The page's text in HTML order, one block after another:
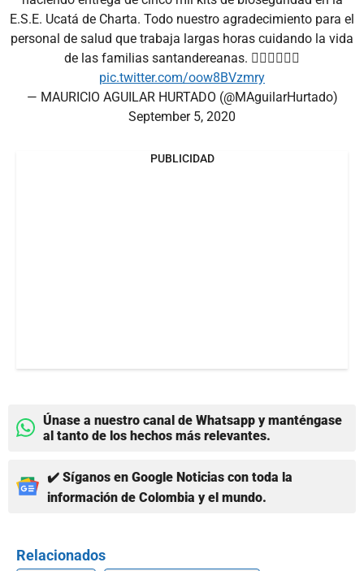
E.S.E. Ucatá de Charta. Todo nuestro agradecimiento para el
personal de salud que trabaja largas horas cuidando la vida
de las familias santandereanas. 👩🏻‍⚕️👨🏻‍⚕️
pic.twitter.com/oow8BVzmry
— MAURICIO AGUILAR HURTADO (@MAguilarHurtado)
September 5, 2020
PUBLICIDAD
Únase a nuestro canal de Whatsapp y manténgase
al tanto de los hechos más relevantes.
✔️ Síganos en Google Noticias con toda la
información de Colombia y el mundo.
Relacionados